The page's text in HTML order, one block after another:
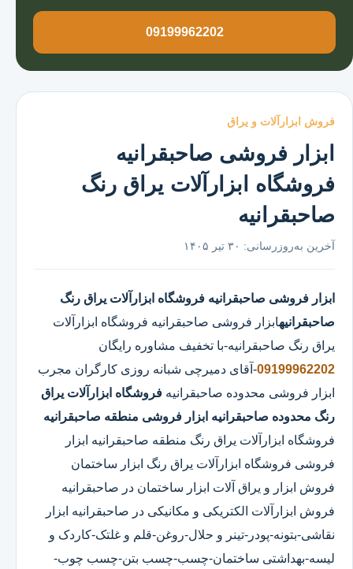
فروش ابزارآلات و یراق
ابزار فروشی صاحبقرانیه
فروشگاه ابزارآلات یراق رنگ
صاحبقرانیه
آخرین به‌روزرسانی: ۳۰ تیر ۱۴۰۵
ابزار فروشی صاحبقرانیه فروشگاه ابزارآلات یراق رنگ
صاحبقرانیهابزار فروشی صاحبقرانیه فروشگاه ابزارآلات
یراق رنگ صاحبقرانیه-با تخفیف مشاوره رایگان
09199962202-آقای دمیرچی شبانه روزی کارگران مجرب
ابزار فروشی محدوده صاحبقرانیه فروشگاه ابزارآلات یراق
رنگ محدوده صاحبقرانیه ابزار فروشی منطقه صاحبقرانیه
فروشگاه ابزارآلات یراق رنگ منطقه صاحبقرانیه ابزار
فروشی فروشگاه ابزارآلات یراق رنگ ابزار ساختمان
فروش ابزار و یراق آلات ابزار ساختمان در صاحبقرانیه
فروش ابزارآلات الکتریکی و مکانیکی در صاحبقرانیه ابزار
نقاشی-بتونه-پودر-تینر و حلال-روغن-قلم و غلتک-کاردک و
لیسه-بهداشتی ساختمان-چسب-چسب بتن-چسب چوب-
09199962202